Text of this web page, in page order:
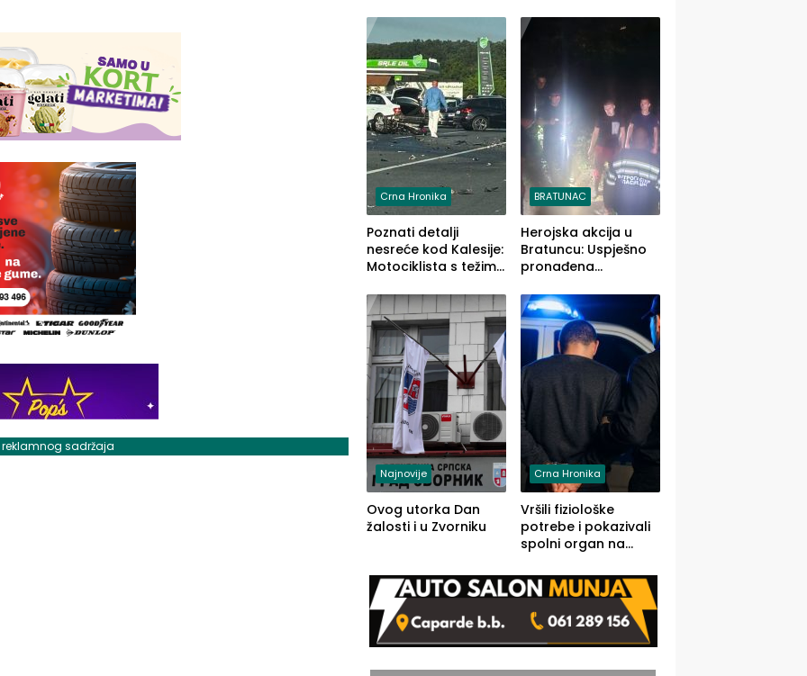
reklamnog sadržaja
Crna Hronika
Poznati detalji
nesreće kod Kalesije:
Motociklista s težim,
lakšim povredama
BRATUNAC
Herojska akcija u
Bratuncu: Uspješno
pronađena
a Ivanka Lazić,
rodom iz Kravice.
Najnovije
Ovog utorka Dan
žalosti i u Zvorniku
Crna Hronika
Vršili fiziološke
potrebe i pokazivali
spolni organ na
uslijedile kazne